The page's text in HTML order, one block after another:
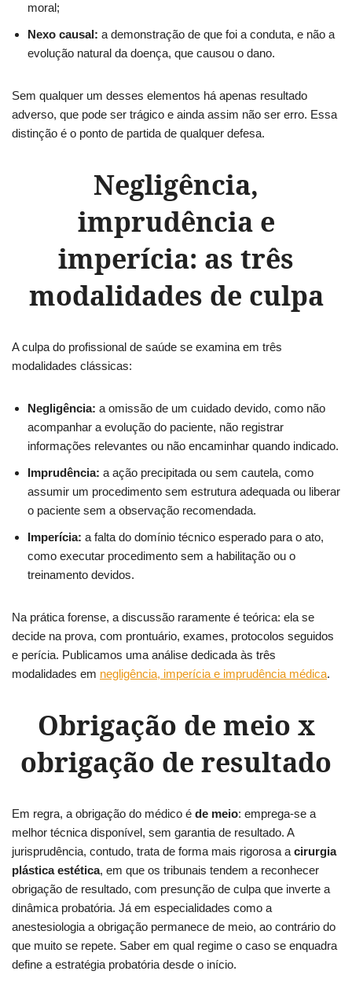
moral;
Nexo causal: a demonstração de que foi a conduta, e não a
evolução natural da doença, que causou o dano.
Sem qualquer um desses elementos há apenas resultado
adverso, que pode ser trágico e ainda assim não ser erro. Essa
distinção é o ponto de partida de qualquer defesa.
Negligência,
imprudência e
imperícia: as três
modalidades de culpa
A culpa do profissional de saúde se examina em três
modalidades clássicas:
Negligência: a omissão de um cuidado devido, como não
acompanhar a evolução do paciente, não registrar
informações relevantes ou não encaminhar quando indicado.
Imprudência: a ação precipitada ou sem cautela, como
assumir um procedimento sem estrutura adequada ou liberar
o paciente sem a observação recomendada.
Imperícia: a falta do domínio técnico esperado para o ato,
como executar procedimento sem a habilitação ou o
treinamento devidos.
Na prática forense, a discussão raramente é teórica: ela se
decide na prova, com prontuário, exames, protocolos seguidos
e perícia. Publicamos uma análise dedicada às três
modalidades em negligência, imperícia e imprudência médica.
Obrigação de meio x
obrigação de resultado
Em regra, a obrigação do médico é de meio: emprega-se a
melhor técnica disponível, sem garantia de resultado. A
jurisprudência, contudo, trata de forma mais rigorosa a cirurgia
plástica estética, em que os tribunais tendem a reconhecer
obrigação de resultado, com presunção de culpa que inverte a
dinâmica probatória. Já em especialidades como a
anestesiologia a obrigação permanece de meio, ao contrário do
que muito se repete. Saber em qual regime o caso se enquadra
define a estratégia probatória desde o início.